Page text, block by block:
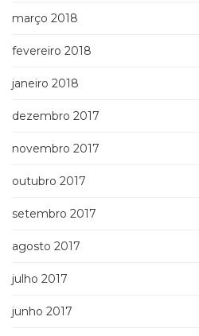
março 2018
fevereiro 2018
janeiro 2018
dezembro 2017
novembro 2017
outubro 2017
setembro 2017
agosto 2017
julho 2017
junho 2017